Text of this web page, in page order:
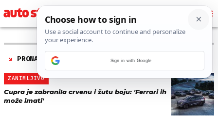
PRONAĐENO 8 REZULTATA ZA TAG “BOJE AUTOMOBILA
ZANIMLJIVO
Cupra je zabranila crvenu i žutu boju: 'Ferrari ih
može imati'
Sign in with Google